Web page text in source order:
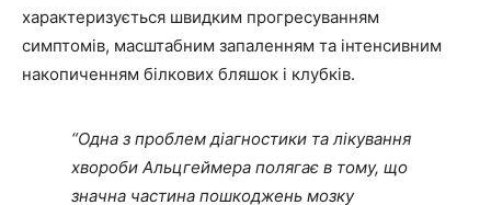
характеризується швидким прогресуванням
симптомів, масштабним запаленням та інтенсивним
накопиченням білкових бляшок і клубків.
“Одна з проблем діагностики та лікування
хвороби Альцгеймера полягає в тому, що
значна частина пошкоджень мозку